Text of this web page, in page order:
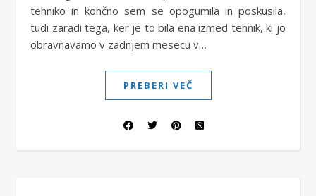
tehniko in končno sem se opogumila in poskusila,
tudi zaradi tega, ker je to bila ena izmed tehnik, ki jo
obravnavamo v zadnjem mesecu v…
PREBERI VEČ